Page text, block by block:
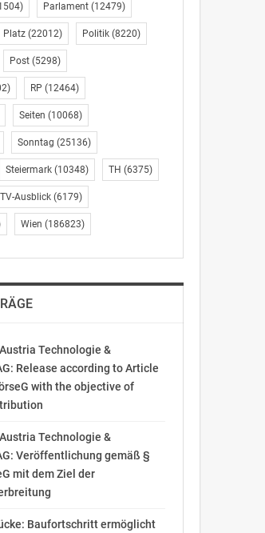
Parlament(12479)
Platz(22012) Politik(8220)
Post(5298)
RP (12464)
Seiten (10068)
Sonntag (25136)
Steiermark(10348) TH (6375)
TV-Ausblick(6179)
Wien (186823)
Austria Technologie &
Release according to Article
with the objective of
Austria Technologie &
Veröffentlichung gemäß §
mit dem Ziel der
Baufortschritt ermöglicht